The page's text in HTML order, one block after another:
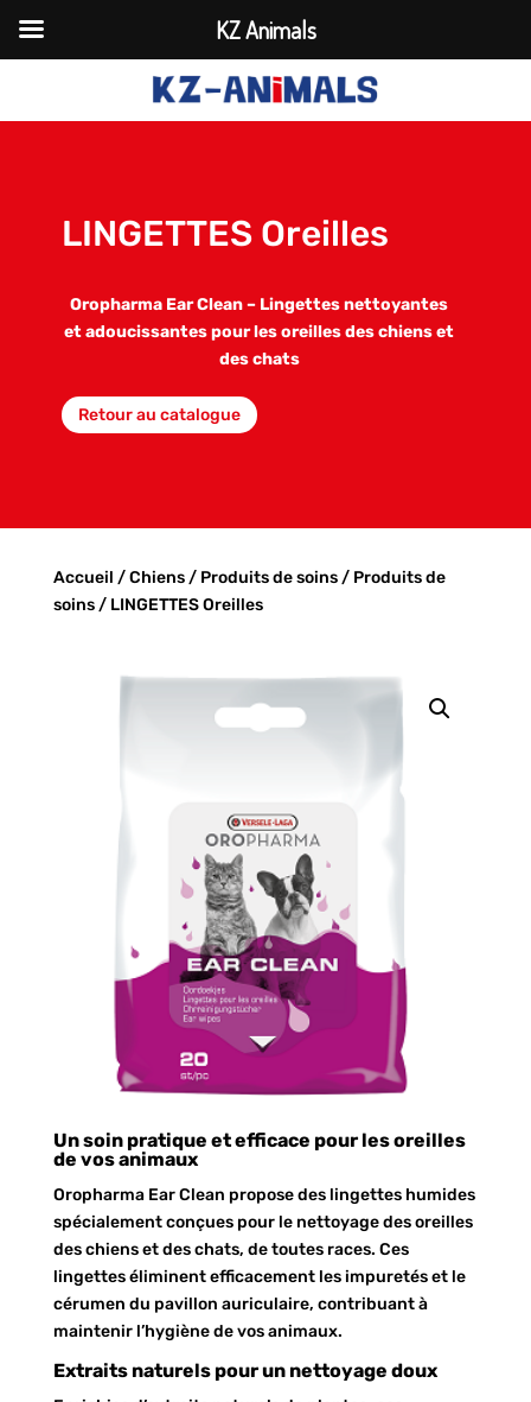
LINGETTES Oreilles
Oropharma Ear Clean – Lingettes nettoyantes
et adoucissantes pour les oreilles des chiens et
des chats
Retour au catalogue
Accueil /Chiens/ Produits de soins/ Produits de
soins/ LINGETTES Oreilles
Un soin pratique et efficace pour les oreilles
de vos animaux
Oropharma Ear Clean propose des lingettes humides
spécialement conçues pour le nettoyage des oreilles
des chiens et des chats, de toutes races. Ces
lingettes éliminent efficacement les impuretés et le
cérumen du pavillon auriculaire, contribuant à
maintenir l’hygiène de vos animaux.
Extraits naturels pour un nettoyage doux
KZ Animals